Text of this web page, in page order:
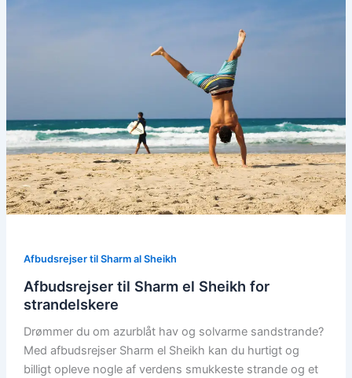
Afbudsrejser til Sharm al Sheikh
Afbudsrejser til Sharm el Sheikh for
strandelskere
Drømmer du om azurblåt hav og solvarme sandstrande?
Med afbudsrejser Sharm el Sheikh kan du hurtigt og
billigt opleve nogle af verdens smukkeste strande og et